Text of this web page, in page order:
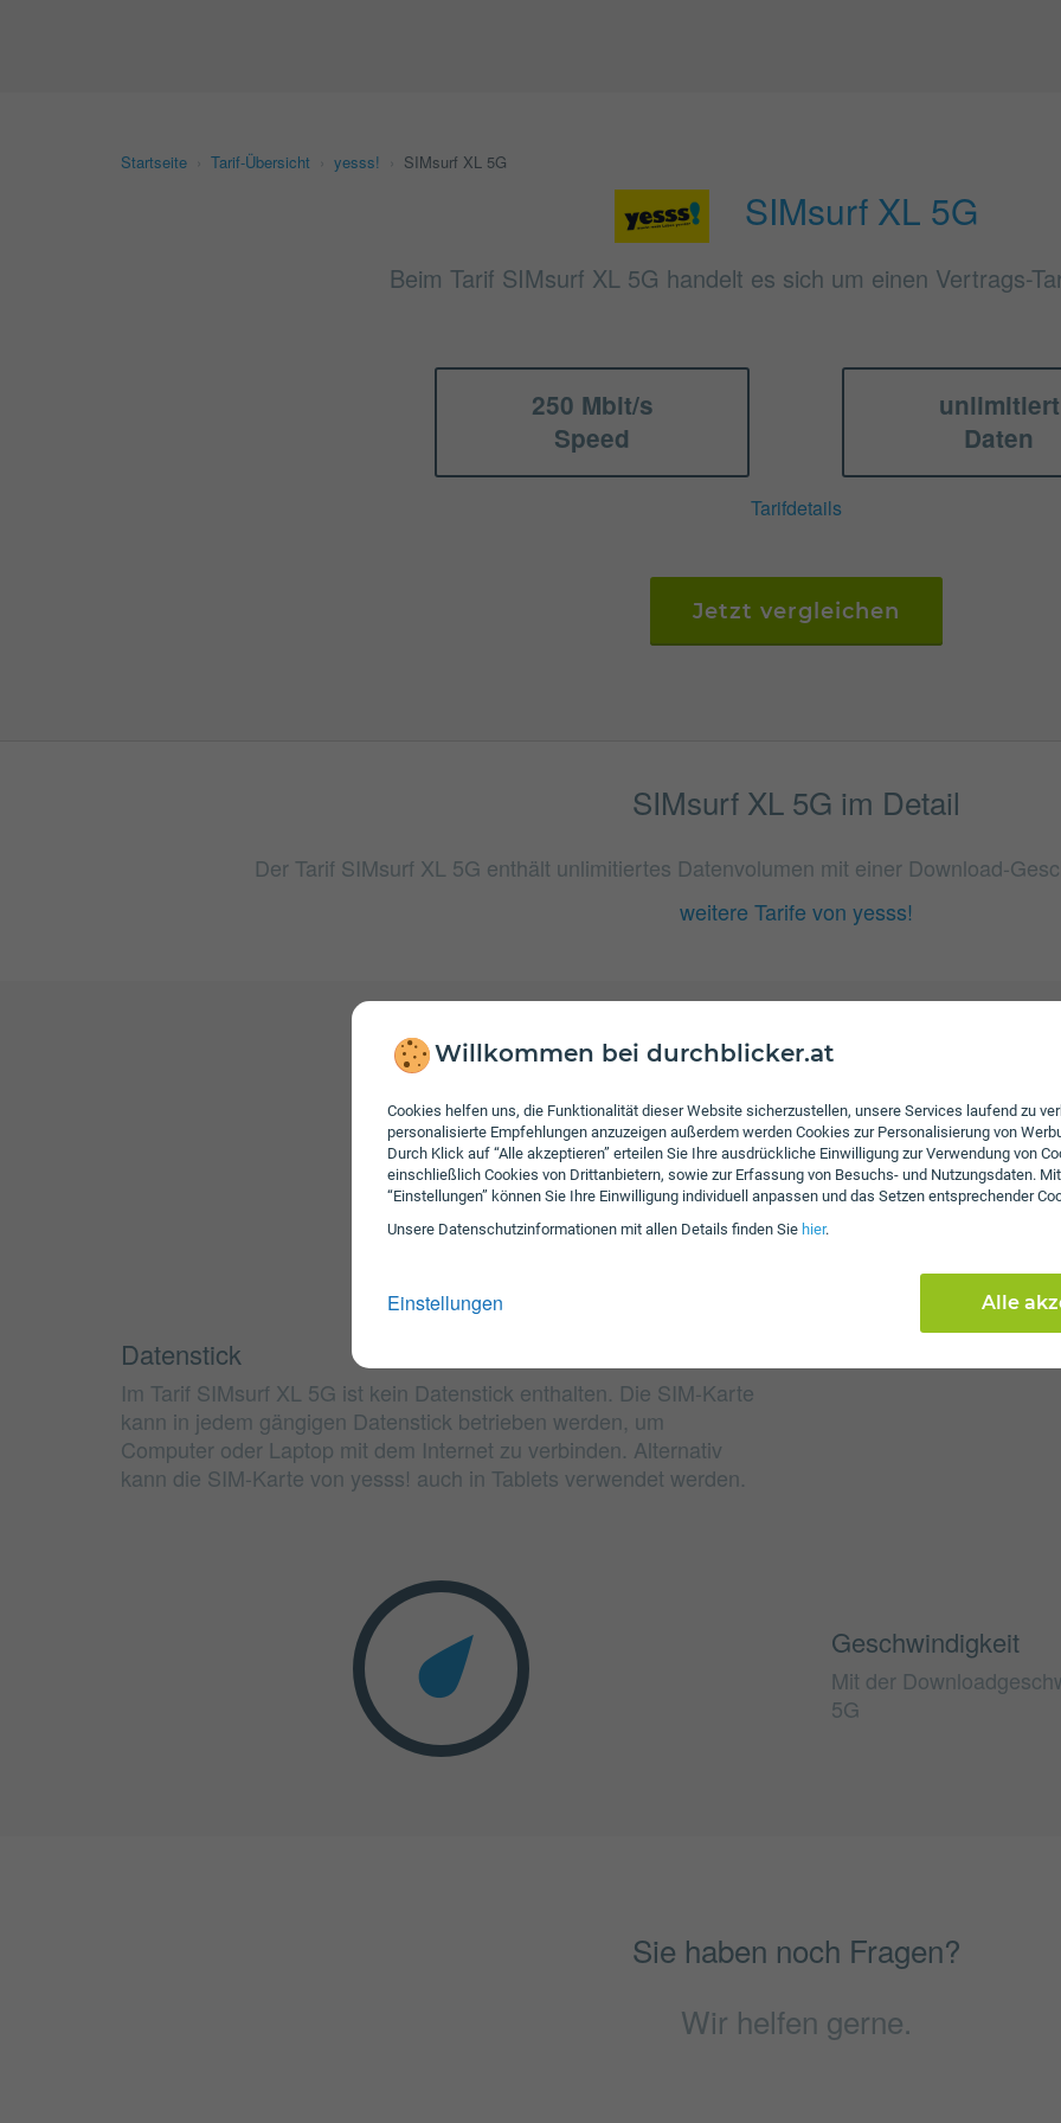
Willkommen bei durchblicker.at
Cookies helfen uns, die Funktionalität dieser Website sicherzustellen, unsere Services laufend zu
personalisierte Empfehlungen anzuzeigen außerdem werden Cookies zur Personalisierung von
Durch Klick auf “Alle akzeptieren” erteilen Sie Ihre ausdrückliche Einwilligung zur Verwendung von
einschließlich Cookies von Drittanbietern, sowie zur Erfassung von Besuchs- und Nutzungsdaten.
“Einstellungen” können Sie Ihre Einwilligung individuell anpassen und das Setzen entsprechender
Unsere Daten­schutz­informationen mit allen Details finden Sie hier.
Einstellungen Alle
Startseite Tarif-Übersicht yesss! SIMsurf XL 5G
SIMsurf XL 5G
Beim Tarif SIMsurf XL 5G handelt es sich um einen Vertrags-
250 Mbit/s
Speed
unlimitiert
Daten
Tarifdetails
Jetzt vergleichen
SIMsurf XL 5G im Detail
Der Tarif SIMsurf XL 5G enthält unlimitiertes Datenvolumen mit einer Download-
weitere Tarife von yesss!
Gebühren
Nachdem das
Sie mit 50 Mbit/s
erhoben. Es wird keine
Datenstick
Im Tarif SIMsurf XL 5G ist kein Datenstick enthalten. Die SIM-Karte
kann in jedem gängigen Datenstick betrieben werden, um
Computer oder Laptop mit dem Internet zu verbinden. Alternativ
kann die SIM-Karte von yesss! auch in Tablets verwendet werden.
Geschwindigkeit
Mit der
5G
Sie haben noch Fragen?
Wir helfen gerne.